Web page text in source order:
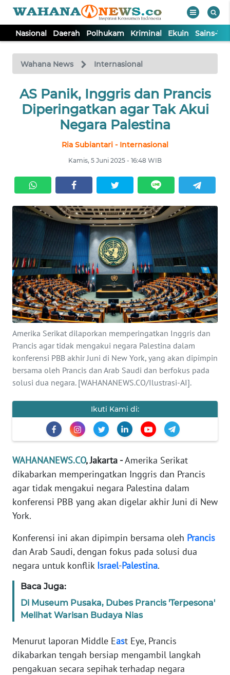
Nasional Daerah Polhukam Kriminal Ekuin Sains-
Wahana News Internasional
AS Panik, Inggris dan Prancis
Diperingatkan agar Tak Akui
Negara Palestina
Ria Subiantari - Internasional
Kamis, 5 Juni 2025 - 16:48 WIB
Amerika Serikat dilaporkan memperingatkan Inggris dan
Prancis agar tidak mengakui negara Palestina dalam
konferensi PBB akhir Juni di New York, yang akan dipimpin
bersama oleh Prancis dan Arab Saudi dan berfokus pada
solusi dua negara. [WAHANANEWS.CO/Ilustrasi-AI].
Ikuti Kami di:
WAHANANEWS.CO, Jakarta -Amerika Serikat
dikabarkan memperingatkan Inggris dan Prancis
agar tidak mengakui negara Palestina dalam
konferensi PBB yang akan digelar akhir Juni di New
York.
Konferensi ini akan dipimpin bersama oleh Prancis
dan Arab Saudi, dengan fokus pada solusi dua
negara untuk konflik Israel-Palestina.
Baca Juga:
Di Museum Pusaka, Dubes Prancis 'Terpesona'
Melihat Warisan Budaya Nias
Menurut laporan Middle East Eye, Prancis
dikabarkan tengah bersiap mengambil langkah
pengakuan secara sepihak terhadap negara
TV
Tutup
NASIONAL
KRIMINAL
EKUIN
SAINS-TEKNO
KESEHATAN
INTERNASIONAL
SERBA-SERBI
PENDIDIKAN
OLAHRAGA
EDITORIAL
Informasi
INDEKS
BERITA
KAMI
INFO
IKLAN
TENTANG
KAMI
PEDOMAN
SIBER